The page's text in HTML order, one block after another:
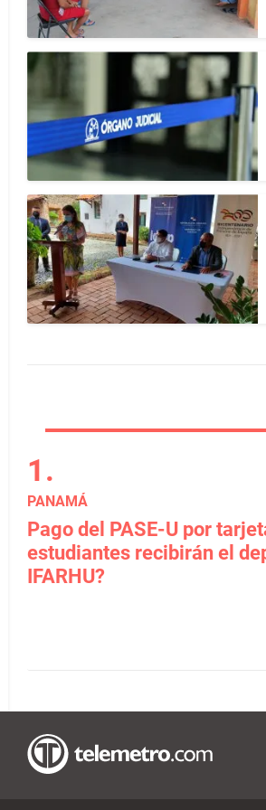
PANAMÁ
Pago del PASE-U por
estudiantes recibirán el
IFARHU?